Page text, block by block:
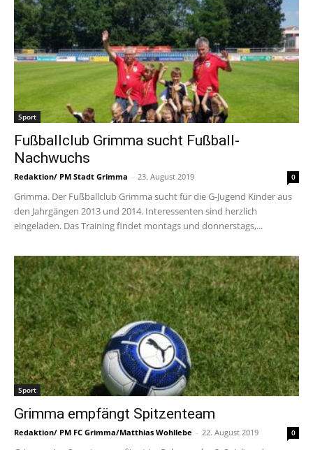
Sport
Fußballclub Grimma sucht Fußball-
Nachwuchs
Redaktion/ PM Stadt Grimma - 23. August 2019 0
Grimma. Der Fußballclub Grimma sucht für die G-Jugend Kinder aus
den Jahrgängen 2013 und 2014. Interessenten sind herzlich
eingeladen. Das Training findet montags und donnerstags,...
Sport
Grimma empfängt Spitzenteam
Redaktion/ PM FC Grimma/Matthias Wohllebe - 22. August 2019 0